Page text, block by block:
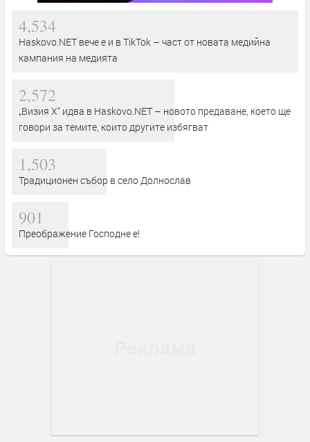
4,534
Haskovo.NET вече е и в TikTok – част от новата медийна
кампания на медията
2,572
„Визия Х“ идва в Haskovo.NET – новото предаване, което ще
говори за темите, които другите избягват
1,503
Традиционен събор в село Долнослав
901
Преображение Господне е!